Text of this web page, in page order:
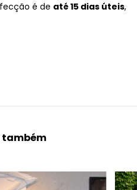
é de até 15 dias úteis,
também